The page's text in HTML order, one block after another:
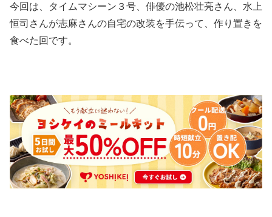
今回は、タイムマシーン３号、俳優の池松壮亮さん、水上
恒司さんが志麻さんの自宅の改装を手伝って、作り置きを
食べた回です。